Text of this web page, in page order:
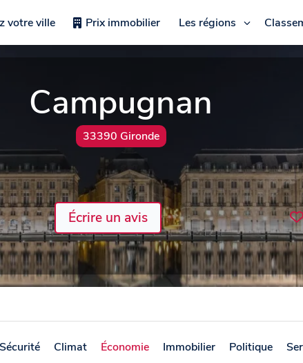
votre ville Prix immobilier Les régions
Campugnan
33390 Gironde
Écrire un avis
Sécurité Climat Économie Immobilier Politique